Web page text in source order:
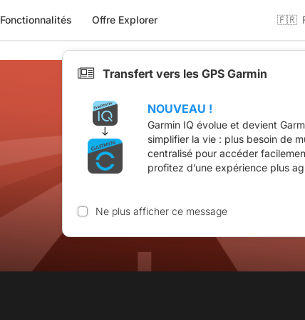
Fonctionnalités Offre Explorer 🇫🇷
Transfert vers les GPS Garmin
NOUVEAU !
Garmin IQ évolue et devient
simplifier la vie : plus besoin de
centralisé pour accéder
profitez d’une expérience plus
Ne plus afficher ce message